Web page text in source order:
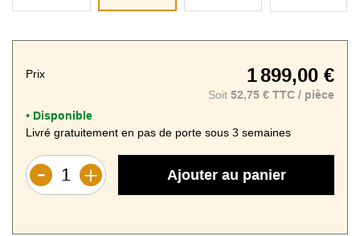
Prix 1 899,00 €
Soit 52,75 € TTC / pièce
• Disponible
Livré gratuitement en pas de porte sous 3 semaines
Ajouter au panier